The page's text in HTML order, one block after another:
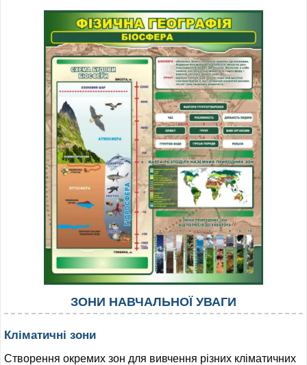
ЗОНИ НАВЧАЛЬНОЇ УВАГИ
Кліматичні зони
Створення окремих зон для вивчення різних кліматичних